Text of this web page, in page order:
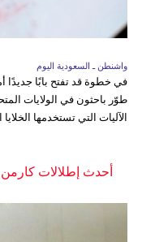
واشنطن ـ السعودية اليوم
في خطوة قد تفتح بابًا جديدًا
طوّر باحثون في الولايات
الآليات التي تستخدمها
أحدث إطلالات